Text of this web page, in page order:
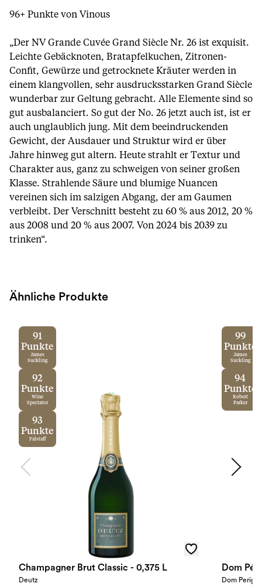
96+ Punkte von Vinous
„Der NV Grande Cuvée Grand Siècle Nr. 26 ist exquisit.
Leichte Gebäcknoten, Bratapfelkuchen, Zitronen-
Confit, Gewürze und getrocknete Kräuter werden in
einem klangvollen, sehr ausdrucksstarken Grand Siècle
wunderbar zur Geltung gebracht. Alle Elemente sind so
gut ausbalanciert. So gut der No. 26 jetzt auch ist, ist er
auch unglaublich jung. Mit dem beeindruckenden
Gewicht, der Ausdauer und Struktur wird er über
Jahre hinweg gut altern. Heute strahlt er Textur und
Charakter aus, ganz zu schweigen von seiner großen
Klasse. Strahlende Säure und blumige Nuancen
vereinen sich im salzigen Abgang, der am Gaumen
verbleibt. Der Verschnitt besteht zu 60 % aus 2012, 20 %
aus 2008 und 20 % aus 2007. Von 2024 bis 2039 zu
trinken“.
Ähnliche Produkte
91
Punkte
James
Suckling
92
Punkte
Wine
Spectator
93
Punkte
Falstaff
Champagner Brut Classic - 0,375 L
Deutz
99
Punkte
James
Suckling
94
Punkte
Robert
Parker
Dom
Dom